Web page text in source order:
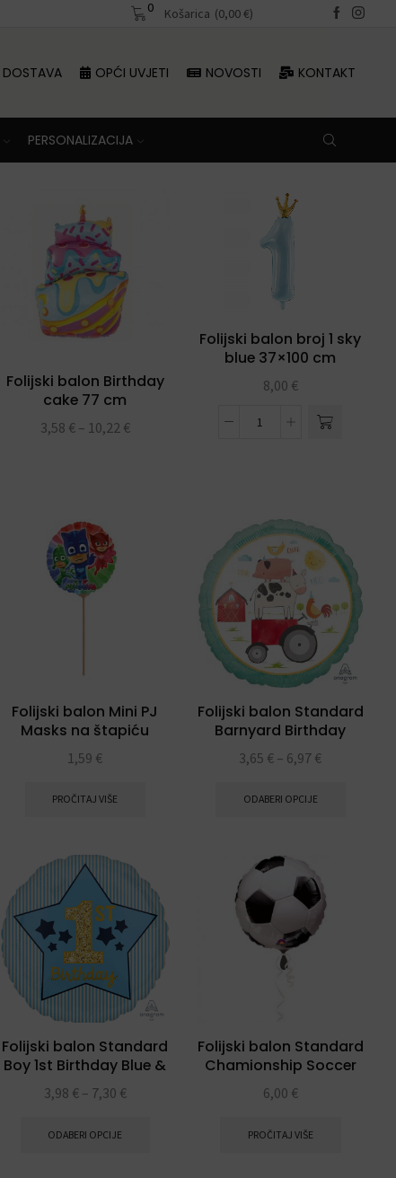
Besplatna dostava iznad 70 €
0 Košarica (0,00€)
DOSTAVA OPĆI UVJETI NOVOSTI KONTAKT
PERSONALIZACIJA
Folijski balon Birthday
cake 77 cm
3,58 € – 10,22 €
Folijski balon broj 1 sky
blue 37×100 cm
8,00 €
Folijski balon Mini PJ
Masks na štapiću
1,59 €
PROČITAJ VIŠE
Folijski balon Standard
Barnyard Birthday
3,65 € – 6,97 €
ODABERI OPCIJE
Folijski balon Standard
Boy 1st Birthday Blue &
Gold
3,98 € – 7,30 €
ODABERI OPCIJE
Folijski balon Standard
Chamionship Soccer
lopta
6,00 €
PROČITAJ VIŠE